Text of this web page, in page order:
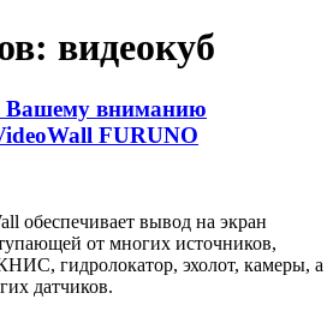
видеокуб
Вашему вниманию
FURUNO
обеспечивает вывод на экран
от многих источников,
гидролокатор, эхолот, камеры, а
датчиков.